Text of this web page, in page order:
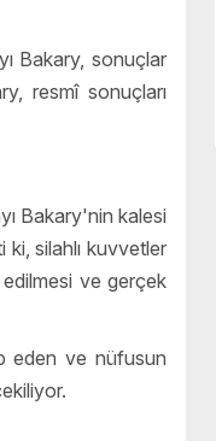
Bakary, sonuçlar
resmî sonuçları
Bakary'nin kalesi
silahlı kuvvetler
edilmesi ve gerçek
eden ve nüfusun